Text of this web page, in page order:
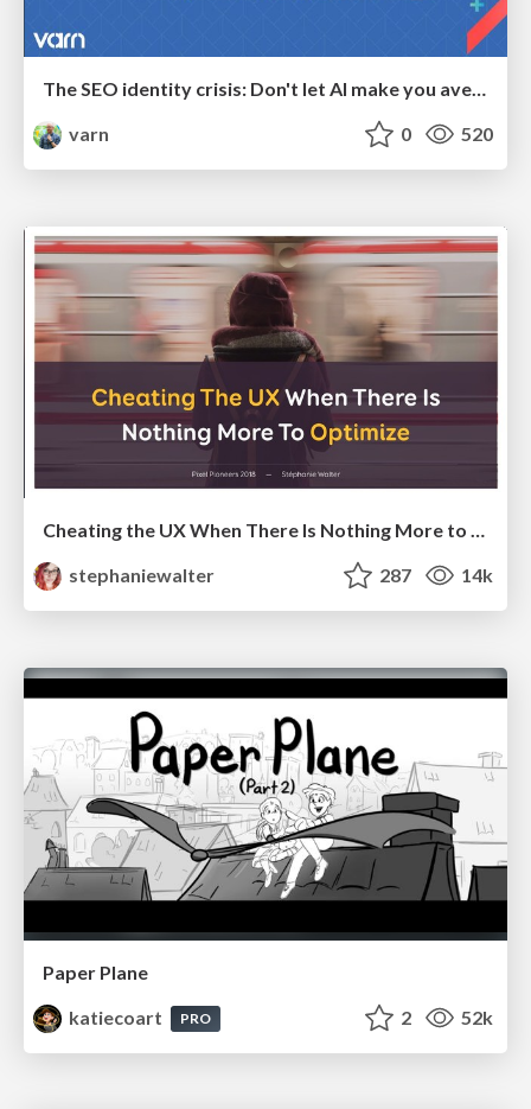
The SEO identity crisis: Don't let AI make you average
varn
0 520
Cheating the UX When There Is Nothing More to Optimize - PixelPioneers
stephaniewalter
287 14k
Paper Plane
katiecoart
PRO 2 52k